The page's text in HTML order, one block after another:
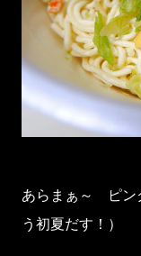
あらまぁ～ ピン
う初夏だす！）